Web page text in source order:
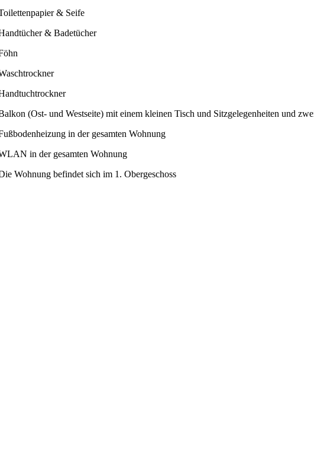
& Seife
& Badetücher
(Ost- und Westseite) mit einem kleinen Tisch und Sitzgelegenheiten und
in der gesamten Wohnung
in der gesamten Wohnung
Wohnung befindet sich im 1. Obergeschoss